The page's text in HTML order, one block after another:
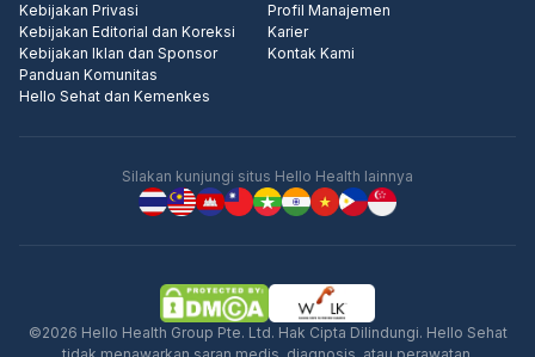
Kebijakan Privasi
Kebijakan Editorial dan Koreksi
Kebijakan Iklan dan Sponsor
Panduan Komunitas
Hello Sehat dan Kemenkes
Profil Manajemen
Karier
Kontak Kami
Silakan kunjungi situs Hello Health lainnya
©2026 Hello Health Group Pte. Ltd. Hak Cipta Dilindungi. Hello Sehat